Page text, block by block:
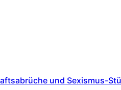
und Sexismus-